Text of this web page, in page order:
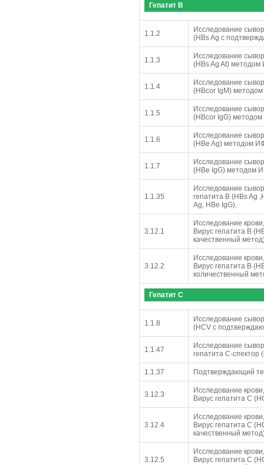
Гепатит В
1.1.2
Исследование
(HBs Ag с
1.1.3
Исследование
(HBs Ag At)
1.1.4
Исследование
(HBcor IgM)
1.1.5
Исследование
(HBcor IgG)
1.1.6
Исследование
(HBe Ag) методом
1.1.7
Исследование
(HBe IgG) методом
1.1.35
Исследование
гепатита В (HBs Ag
Ag, HBe IgG).
3.12.1
Исследование
Вирус гепатита В
качественный
3.12.2
Исследование
Вирус гепатита В
количественный
Гепатит С
1.1.8
Исследование
(HCV с
1.1.47
Исследование
гепатита С-
1.1.37 Подтверждающий
3.12.3
Исследование
Вирус гепатита С
3.12.4
Исследование
Вирус гепатита С
качественный
3.12.5
Исследование
Вирус гепатита С